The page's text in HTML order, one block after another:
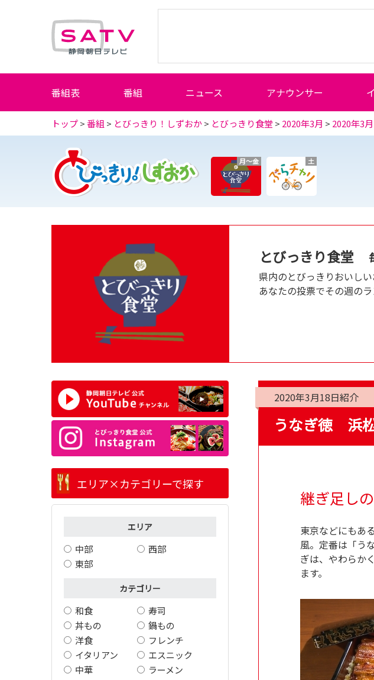
番組表 番組 ニュース アナウンサー
トップ>番組 > とびっきり！しずおか> とびっきり食堂 > 2020年3月 > 2020年3
月～金 土
とびっきり食堂
県内のとびっきりおいし
あなたの投票でその週の
2020年3月18日紹介
うなぎ徳 浜
継ぎ足し
東京などにもあ
風。定番は「う
ぎは、やわらか
ます。
エリア×カテゴリーで探す
エリア
中部
西部
東部
カテゴリー
和食
寿司
丼もの
鍋もの
洋食
フレンチ
イタリアン
エスニック
中華
ラーメン